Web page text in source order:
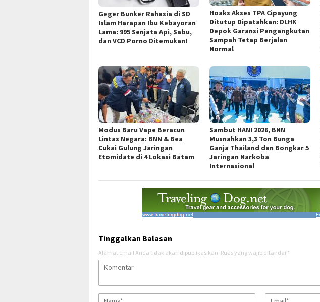
Geger Bunker Rahasia di SD
Islam Harapan Ibu Kebayoran
Lama: 995 Senjata Api, Sabu,
dan VCD Porno Ditemukan!
Hoaks Akses TPA Cipayung
Ditutup Dipatahkan: DLHK
Depok Garansi Pengangkutan
Sampah Tetap Berjalan
Normal
Modus Baru Vape Beracun
Lintas Negara: BNN & Bea
Cukai Gulung Jaringan
Etomidate di 4 Lokasi Batam
Sambut HANI 2026, BNN
Musnahkan 3,3 Ton Bunga
Ganja Thailand dan Bongkar 5
Jaringan Narkoba
Internasional
Tinggalkan Balasan
Alamat email Anda tidak akan dipublikasikan. Ruas yang wajib ditandai *